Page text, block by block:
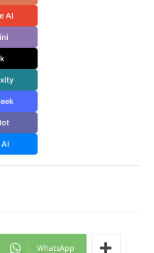
AI
WhatsApp